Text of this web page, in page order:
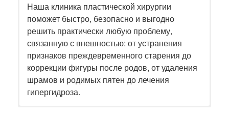
Наша клиника пластической хирургии
поможет быстро, безопасно и выгодно
решить практически любую проблему,
связанную с внешностью: от устранения
признаков преждевременного старения до
коррекции фигуры после родов, от удаления
шрамов и родимых пятен до лечения
гипергидроза.